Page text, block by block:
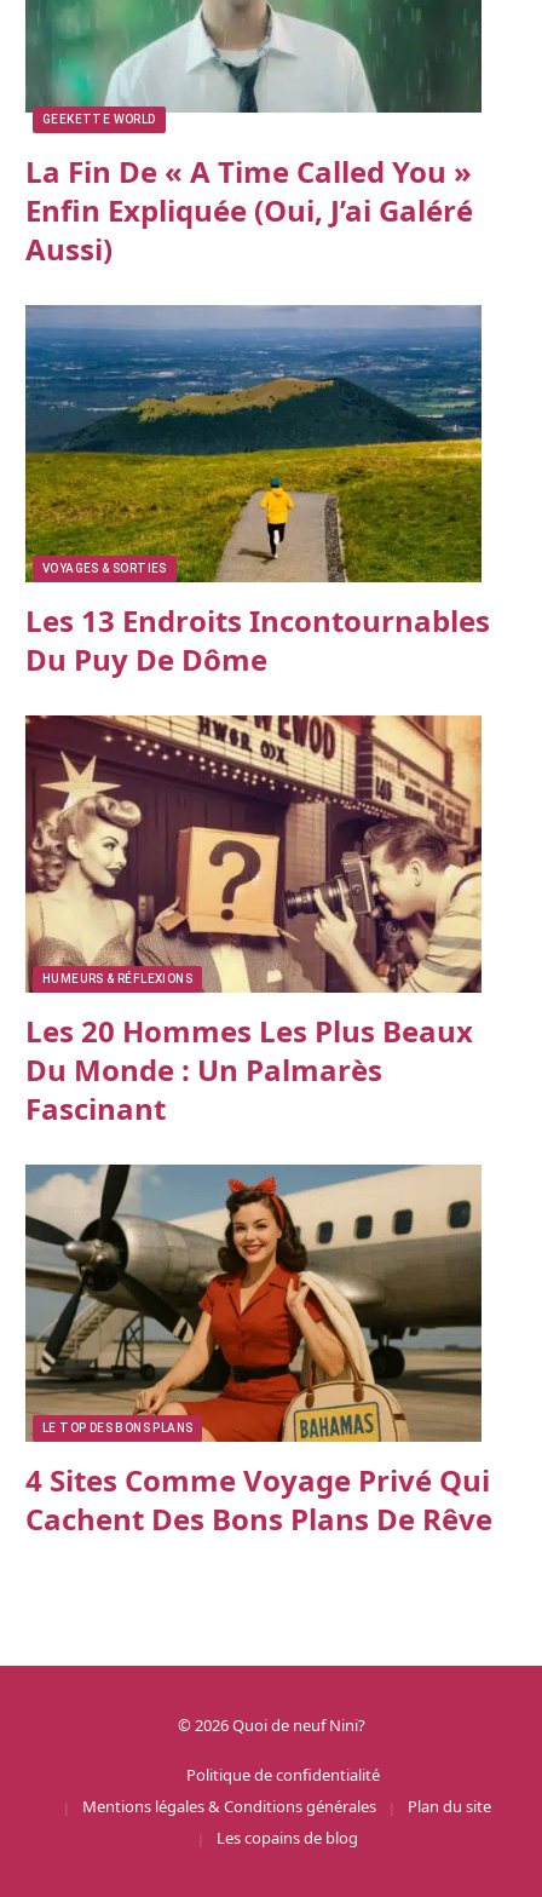
GEEKETTE WORLD
La Fin De « A Time Called You »
Enfin Expliquée (oui, J’ai Galéré
Aussi)
VOYAGES & SORTIES
Les 13 Endroits Incontournables
Du Puy De Dôme
HUMEURS & RÉFLEXIONS
Les 20 Hommes Les Plus Beaux
Du Monde : Un Palmarès
Fascinant
LE TOP DES BONS PLANS
4 Sites Comme Voyage Privé Qui
Cachent Des Bons Plans De Rêve
© 2026 Quoi de neuf Nini?
Politique de confidentialité
Mentions légales & Conditions générales
Plan du site
Les copains de blog